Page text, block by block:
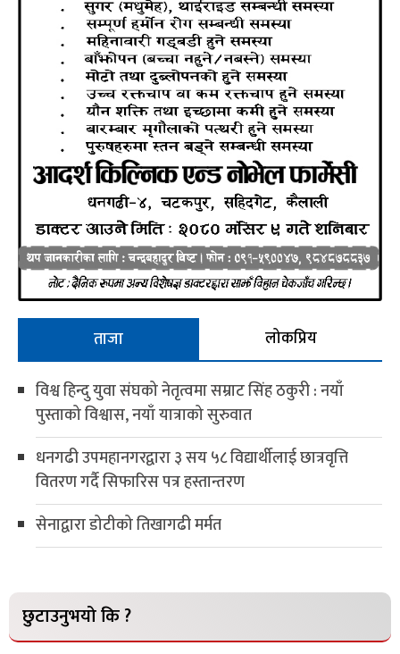
ताजा
लोकप्रिय
विश्व हिन्दु युवा संघको नेतृत्वमा सम्राट सिंह ठकुरी : नयाँ
पुस्ताको विश्वास, नयाँ यात्राको सुरुवात
धनगढी उपमहानगरद्वारा ३ सय ५८ विद्यार्थीलाई छात्रवृत्ति
वितरण गर्दै सिफारिस पत्र हस्तान्तरण
सेनाद्वारा डोटीको तिखागढी मर्मत
छुटाउनुभयो कि ?